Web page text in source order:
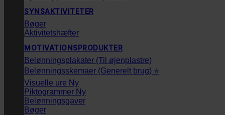
SYNSAKTIVITETER
Bøger
Aktivitetshæfter
MOTIVATIONSPRODUKTER
Belønningsplakater (Til øjenplastre)
Belønningsskemaer (Generelt brug) ⭐
Visuelle ure
Piktogrammer
Belønningsgaver
Bøger